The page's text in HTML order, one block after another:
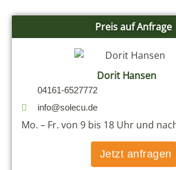
Preis auf Anfrage
Dorit Hansen
04161-6527772
info@solecu.de
Mo. – Fr. von 9 bis 18 Uhr und
Jetzt anfragen